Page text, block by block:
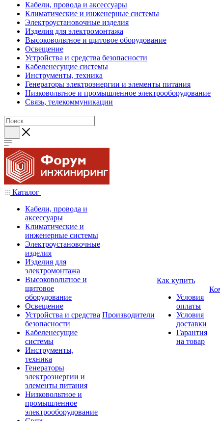
Кабели, провода и аксессуары
Климатические и инженерные системы
Электроустановочные изделия
Изделия для электромонтажа
Высоковольтное и щитовое оборудование
Освещение
Устройства и средства безопасности
Кабеленесущие системы
Инструменты, техника
Генераторы электроэнергии и элементы питания
Низковольтное и промышленное электрооборудование
Связь, телекоммуникации
Каталог
Кабели, провода и
аксессуары
Климатические и
инженерные системы
Электроустановочные
изделия
Изделия для
электромонтажа
Высоковольтное и
щитовое
оборудование
Освещение
Устройства и средства
безопасности
Кабеленесущие
системы
Инструменты,
техника
Генераторы
электроэнергии и
элементы питания
Низковольтное и
промышленное
электрооборудование
Производители
Как купить
Условия
оплаты
Условия
доставки
Гарантия
на товар